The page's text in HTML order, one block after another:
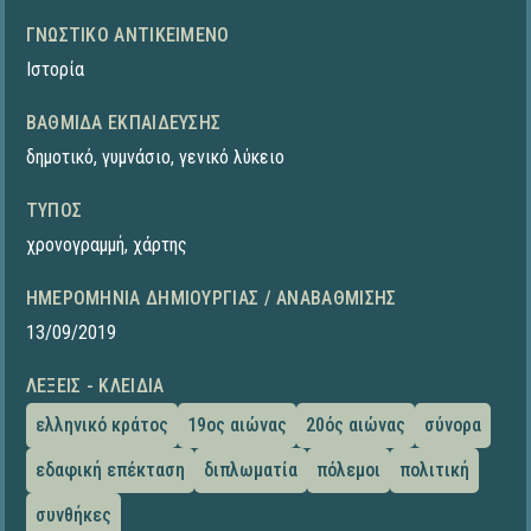
ΓΝΩΣΤΙΚΌ ΑΝΤΙΚΕΊΜΕΝΟ
Ιστορία
ΒΑΘΜΊΔΑ ΕΚΠΑΊΔΕΥΣΗΣ
δημοτικό, γυμνάσιο, γενικό λύκειο
ΤΎΠΟΣ
χρονογραμμή, χάρτης
ΗΜΕΡΟΜΗΝΊΑ ΔΗΜΙΟΥΡΓΊΑΣ / ΑΝΑΒΆΘΜΙΣΗΣ
13/09/2019
ΛΈΞΕΙΣ - ΚΛΕΙΔΙΆ
ελληνικό κράτος
19ος αιώνας 20ός αιώνας
σύνορα
εδαφική επέκταση
διπλωματία πόλεμοι
πολιτική
συνθήκες